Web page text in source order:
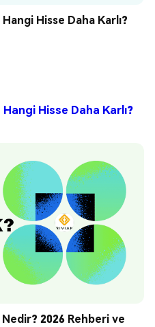
Hisse Daha Karlı?
Hangi Hisse Daha Karlı?
2026 Rehberi ve